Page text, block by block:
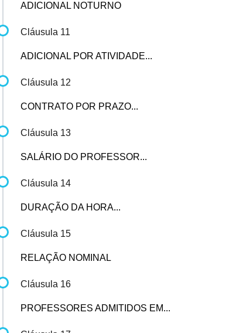
ADICIONAL NOTURNO
Cláusula 11
ADICIONAL POR ATIVIDADE...
Cláusula 12
CONTRATO POR PRAZO...
Cláusula 13
SALÁRIO DO PROFESSOR...
Cláusula 14
DURAÇÃO DA HORA...
Cláusula 15
RELAÇÃO NOMINAL
Cláusula 16
PROFESSORES ADMITIDOS EM...